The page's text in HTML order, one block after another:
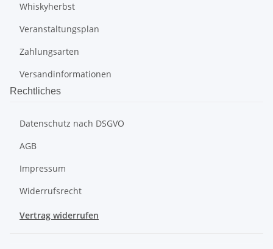
Whiskyherbst
Veranstaltungsplan
Zahlungsarten
Versandinformationen
Rechtliches
Datenschutz nach DSGVO
AGB
Impressum
Widerrufsrecht
Vertrag widerrufen